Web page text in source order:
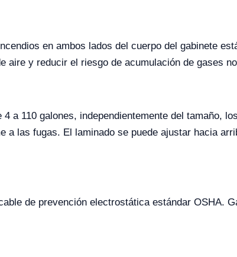
en ambos lados del cuerpo del gabinete
aire y reducir el riesgo de acumulación de gases
a 110 galones, independientemente del tamaño,
a las fugas. El laminado se puede ajustar hacia
de prevención electrostática estándar OSHA.